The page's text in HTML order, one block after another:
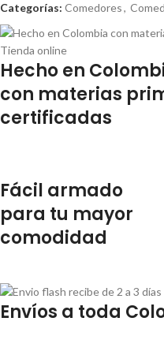
Categorías: Comedores,
Hecho en
con materias
certificadas
Fácil armado
para tu mayor
comodidad
Envíos a toda